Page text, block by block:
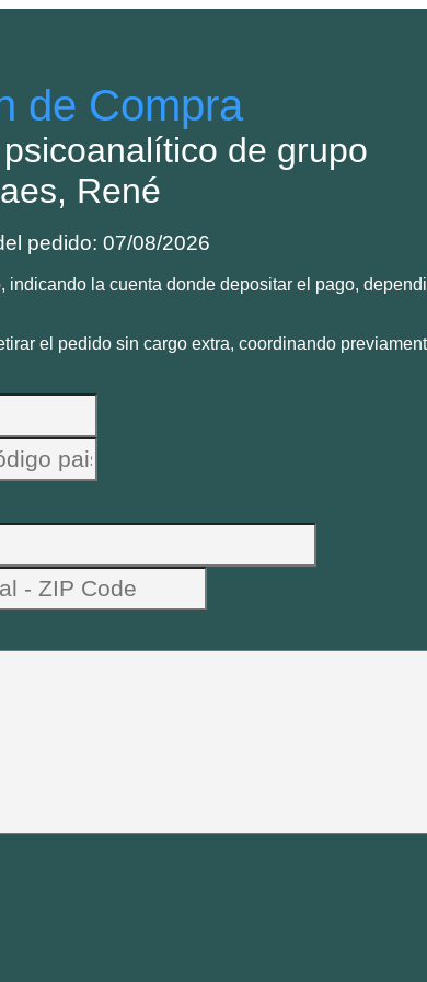
de Compra
de grupo
René
pedido: 07/08/2026
la cuenta donde depositar el pago,
el pedido sin cargo extra, coordinando